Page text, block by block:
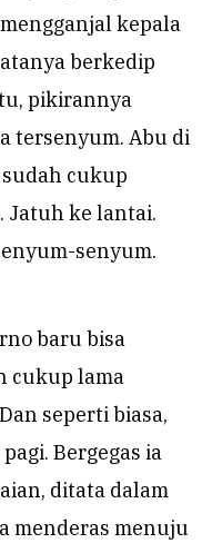
kepala
berkedip
pikirannya
tersenyum. Abu di
cukup
Jatuh ke lantai.
senyum.
baru bisa
cukup lama
seperti biasa,
Bergegas ia
ditata dalam
menderas menuju